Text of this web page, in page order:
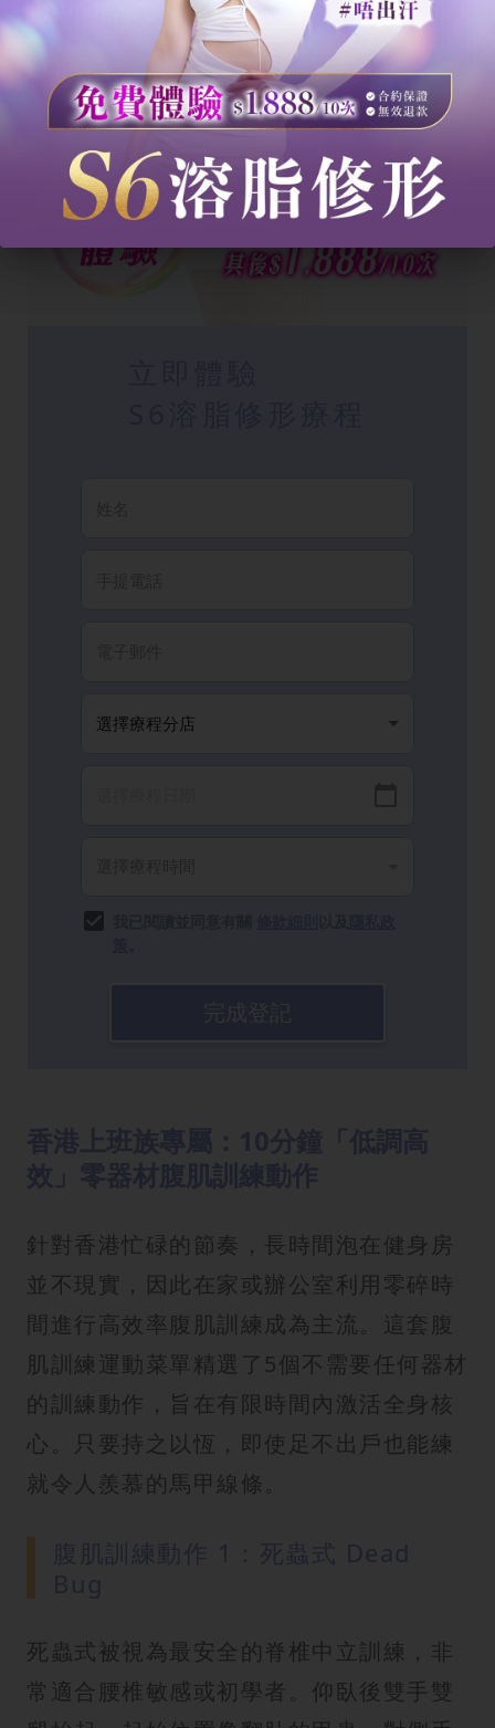
針對香港忙碌的節奏，長時間泡在健身房
並不現實，因此在家或辦公室利用零碎時
間進行高效率腹肌訓練成為主流。這套腹
肌訓練運動菜單精選了5個不需要任何器材
的訓練動作，旨在有限時間內激活全身核
心。只要持之以恆，即使足不出戶也能練
就令人羨慕的馬甲線條。
死蟲式被視為最安全的脊椎中立訓練，非
常適合腰椎敏感或初學者。仰臥後雙手雙